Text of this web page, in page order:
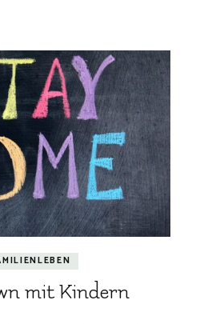
mit Kindern